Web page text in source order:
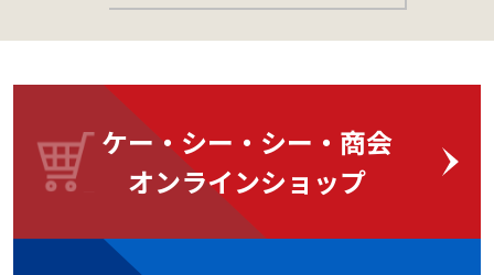
ケー・シー・シー・商会
オンラインショップ